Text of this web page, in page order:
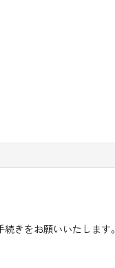
きをお願いいたします。